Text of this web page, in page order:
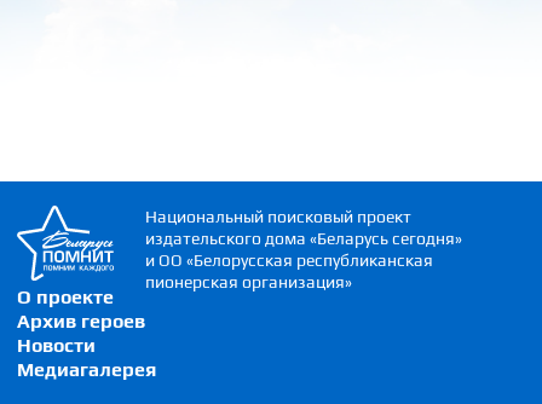
О проекте
Архив героев
Новости
Медиагалерея
Национальный поисковый проект
издательского дома «Беларусь сегодня»
и ОО «Белорусская республиканская
пионерская организация»